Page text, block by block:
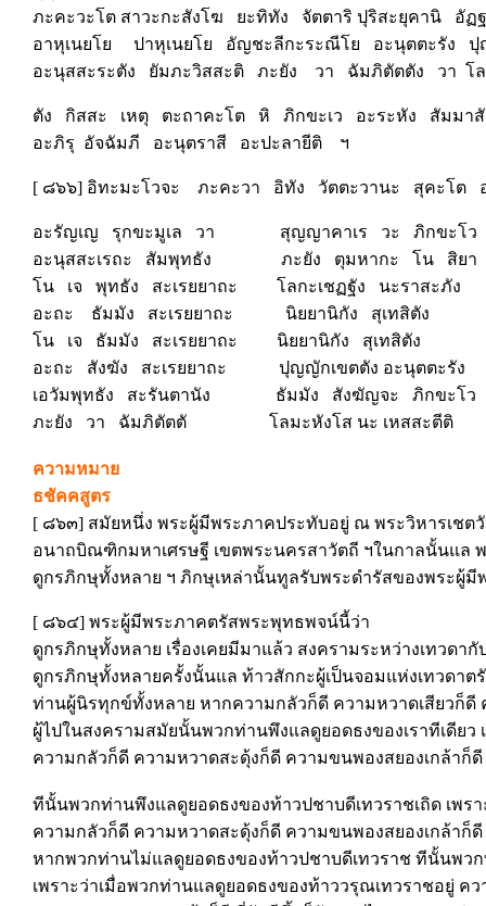
ภะคะวะโต สาวะกะสังโฆ ยะทิทัง จัตตาริ ปุริสะยุคานิ
อาหุเนยโย ปาหุเนยโย อัญชะลีกะระณีโย อะนุตตะรัง
อะนุสสะระตัง ยัมภะวิสสะติ ภะยัง วา ฉัมภิตัตตัง วา โ
ตัง กิสสะ เหตุ ตะถาคะโต หิ ภิกขะเว อะระหัง สัมมา
อะภิรุ อัจฉัมภี อะนุตราสี อะปะลายีติ ฯ
[ ๘๖๖] อิทะมะโวจะ ภะคะวา อิทัง วัตตะวานะ สุคะโต
อะรัญเญ รุกขะมูเล วา สุญญาคาเร วะ ภิกขะโว
อะนุสสะเรถะ สัมพุทธัง ภะยัง ตุมหากะ โน สิยา
โน เจ พุทธัง สะเรยยาถะ โลกะเชฏฐัง นะราสะภัง
อะถะ ธัมมัง สะเรยยาถะ นิยยานิกัง สุเทสิตัง
โน เจ ธัมมัง สะเรยยาถะ นิยยานิกัง สุเทสิตัง
อะถะ สังฆัง สะเรยยาถะ ปุญญักเขตตัง อะนุตตะรัง
เอวัมพุทธัง สะรันตานัง ธัมมัง สังฆัญจะ ภิกขะโว
ภะยัง วา ฉัมภิตัตตั โลมะหังโส นะ เหสสะตีติ
ความหมาย
ธชัคคสูตร
[ ๘๖๓] สมัยหนึ่ง พระผู้มีพระภาคประทับอยู่ ณ พระวิหารเชต
อนาถบิณฑิกมหาเศรษฐี เขตพระนครสาวัตถี ฯในกาลนั้นแล
ดูกรภิกษุทั้งหลาย ฯ ภิกษุเหล่านั้นทูลรับพระดำรัสของพระผู้มี
[ ๘๖๔] พระผู้มีพระภาคตรัสพระพุทธพจน์นี้ว่า
ดูกรภิกษุทั้งหลาย เรื่องเคยมีมาแล้ว สงครามระหว่างเทวดา
ดูกรภิกษุทั้งหลายครั้งนั้นแล ท้าวสักกะผู้เป็นจอมแห่งเทวดาต
ท่านผู้นิรทุกข์ทั้งหลาย หากความกลัวก็ดี ความหวาดเสียวก็ดี
ผู้ไปในสงครามสมัยนั้นพวกท่านพึงแลดูยอดธงของเราทีเดียว
ความกลัวก็ดี ความหวาดสะดุ้งก็ดี ความขนพองสยองเกล้าก็
ทีนั้นพวกท่านพึงแลดูยอดธงของท้าวปชาบดีเทวราชเถิด เพร
ความกลัวก็ดี ความหวาดสะดุ้งก็ดี ความขนพองสยองเกล้าก็
หากพวกท่านไม่แลดูยอดธงของท้าวปชาบดีเทวราช ทีนั้นพว
เพราะว่าเมื่อพวกท่านแลดูยอดธงของท้าววรุณเทวราชอยู่ ค